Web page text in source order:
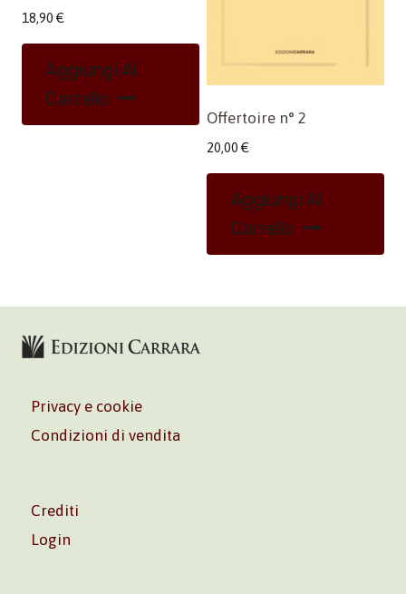
18,90 €
Aggiungi Al
Carrello
Offertoire n° 2
20,00 €
Aggiungi Al
Carrello
Privacy e cookie
Condizioni di vendita
Crediti
Login